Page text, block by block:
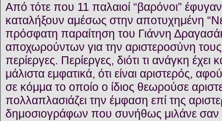
Από τότε που 11 παλαιοί “βαρόνοι”
καταλήξουν αμέσως στην αποτυχημένη
πρόσφατη παραίτηση του Γιάννη
αποχωρούντων για την αριστεροσύνη τους
περίεργες. Περίεργες, διότι τι ανάγκη
μάλιστα εμφατικά, ότι είναι αριστερός,
σε κόμμα το οποίο ο ίδιος θεωρούσε
πολλαπλασιάζει την έμφαση επί της
δημοσιογράφων που συνήθως μιλάνε